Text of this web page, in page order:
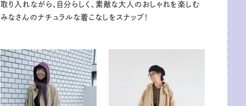
取り入れながら、自分らしく、素敵な大人のおしゃれを楽しむ
みなさんのナチュラルな着こなしをスナップ！